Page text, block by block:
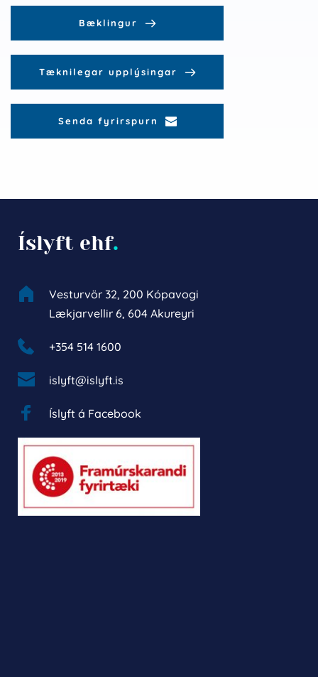
Bæklingur
Tæknilegar upplýsingar
Senda fyrirspurn
Íslyft ehf.
Vesturvör 32, 200 Kópavogi
Lækjarvellir 6, 604 Akureyri
+354 514 1600
islyft@islyft.is
Íslyft á Facebook